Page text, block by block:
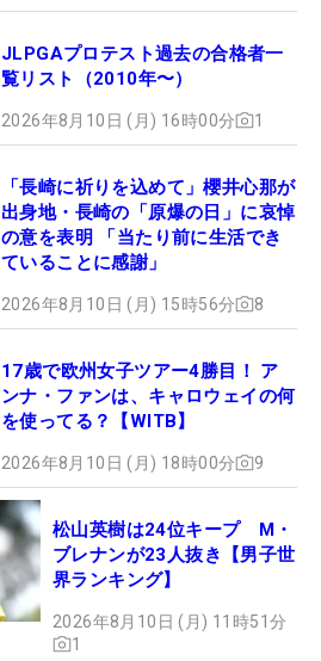
JLPGAプロテスト過去の合格者一
覧リスト（2010年〜）
2026年8月10日 (月) 16時00分 1
「長崎に祈りを込めて」櫻井心那が
出身地・長崎の「原爆の日」に哀悼
の意を表明 「当たり前に生活でき
ていることに感謝」
2026年8月10日 (月) 15時56分 8
17歳で欧州女子ツアー4勝目！ ア
ンナ・ファンは、キャロウェイの何
を使ってる？【WITB】
2026年8月10日 (月) 18時00分 9
松山英樹は24位キープ M・
ブレナンが23人抜き【男子世
界ランキング】
2026年8月10日 (月) 11時51分
1